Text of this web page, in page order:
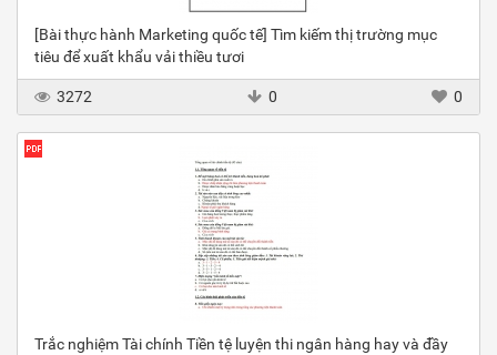
[Bài thực hành Marketing quốc tế] Tìm kiếm thị trường mục
tiêu để xuất khẩu vải thiều tươi
3272 0 0
Trắc nghiệm Tài chính Tiền tệ luyện thi ngân hàng hay và đầy